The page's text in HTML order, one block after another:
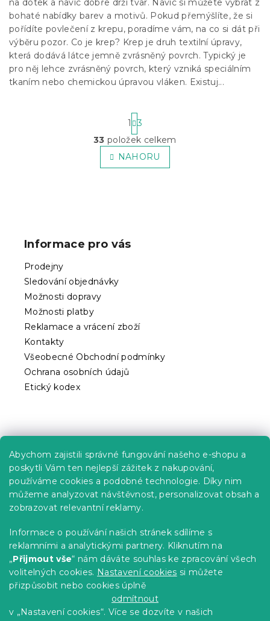
Abychom zajistili správné fungování našeho e-shopu a
poskytli Vám ten nejlepší zážitek z nakupování,
používáme cookies a podobné technologie. Díky nim
můžeme analyzovat návštěvnost, personalizovat obsah a
zobrazovat relevantní reklamy.
Informace o používání našich stránek sdílíme s
reklamními a analytickými partnery. Kliknutím na
„Přijmout vše“ nám dáváte souhlas ke zpracování všech
volitelných cookies. Nastavení cookies si můžete
přizpůsobit nebo cookies úplně
odmítnout
v „Nastavení cookies“. Více se dozvíte v našich
na dotek a navíc dobře drží tvar. Navíc si můžete vybrat z
bohaté nabídky barev a motivů. Pokud přemýšlíte, že si
pořídíte povlečení z krepu, poradíme vám, na co si dát při
výběru pozor. Co je krep? Krep je druh textilní úpravy,
která dodává látce jemně zvrásněný povrch. Typický je
pro něj lehce zvrásněný povrch, který vzniká speciálním
tkaním nebo chemickou úpravou vláken. Existuj...
O
v
l
i
u
S
t
r
á
n
k
1
3
33 položek celkem
NAHORU
Informace pro vás
Prodejny
Sledování objednávky
Možnosti dopravy
Možnosti platby
Reklamace a vrácení zboží
Kontakty
Všeobecné Obchodní podmínky
Ochrana osobních údajů
Etický kodex
Kariéra
Poptávky a B2B spolupráce
Proč se u nás registrovat?
Věrnostní program - Sleva až 10 %
Návody
Tabulky velikostí
Blog